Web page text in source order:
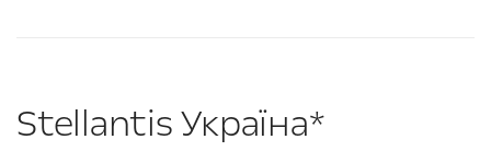
Stellantis Україна*